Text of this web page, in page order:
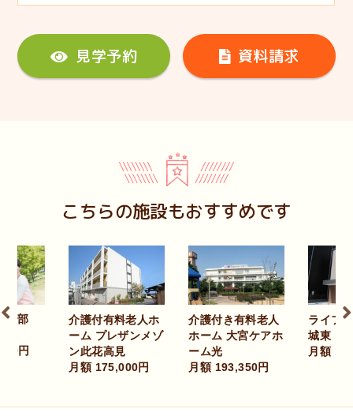
見学予約 資料請求
こちらの施設もおすすめです
有料老人ホ
プレザンメゾ
高見
介護付き有料老人
ホーム 大宮ケアホ
ーム光
月額 193,350円
ライフパートナー
城東
月額 117,000円